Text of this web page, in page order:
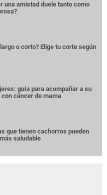
una amistad duele tanto como
o corto? Elige tu corte según
guía para acompañar a su
cáncer de mama
que tienen cachorros pueden
saludable